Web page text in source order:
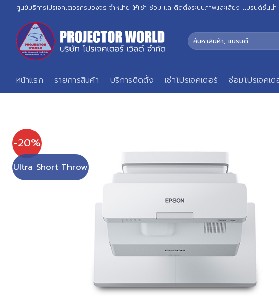
content
ศูนย์บริการโปรเจคเตอร์ครบวงจร จำหน่าย ให้เช่า ซ่อม และติดตั้งระบบภาพและเสียง แบรนด์ชั้นน
ค้นหา:
หน้าแรก รายการสินค้า บริการติดตั้ง เช่าโปรเจคเตอร์ ซ่อมโปรเจคเ
-20%
Ultra Short Throw